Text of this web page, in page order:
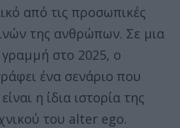
από τις προσωπικές
της ανθρώπων. Σε μια
στο 2025, ο
ένα σενάριο που
η ίδια ιστορία της
του alter ego.